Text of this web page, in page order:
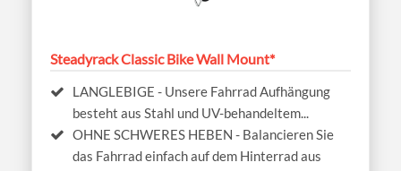
Steadyrack Classic Bike Wall Mount*
LANGLEBIGE - Unsere Fahrrad Aufhängung
besteht aus Stahl und UV-behandeltem...
OHNE SCHWERES HEBEN - Balancieren Sie
das Fahrrad einfach auf dem Hinterrad aus